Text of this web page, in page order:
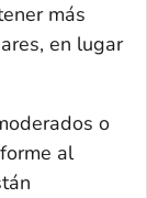
más
en lugar
o
al